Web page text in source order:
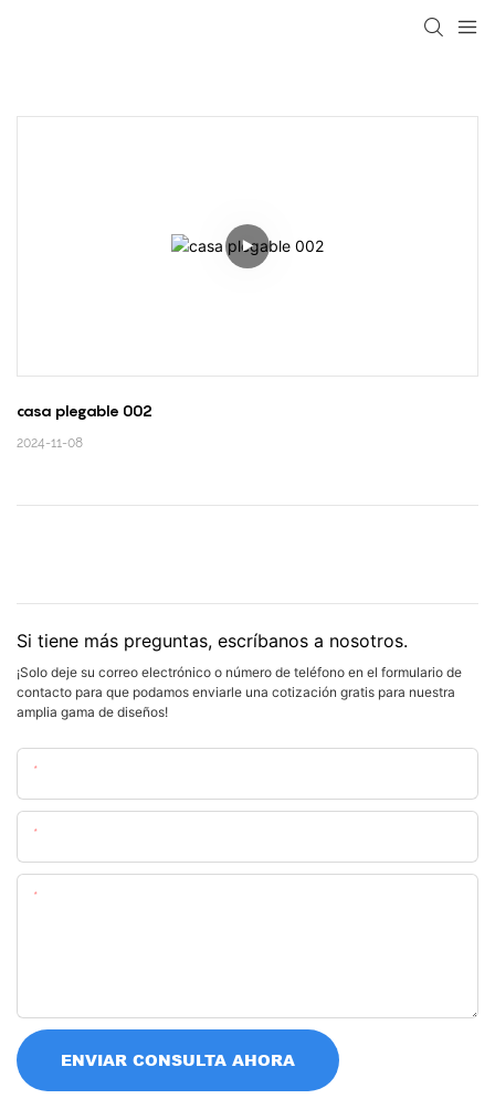
casa plegable 002
2024-11-08
Si tiene más preguntas, escríbanos a nosotros.
¡Solo deje su correo electrónico o número de teléfono en el formulario de
contacto para que podamos enviarle una cotización gratis para nuestra
amplia gama de diseños!
ENVIAR CONSULTA AHORA